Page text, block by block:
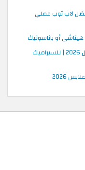
لاب توب عملي
أفضل مكنسة كهربائية تكنس وتغسل 2026 | للسيراميك
2026